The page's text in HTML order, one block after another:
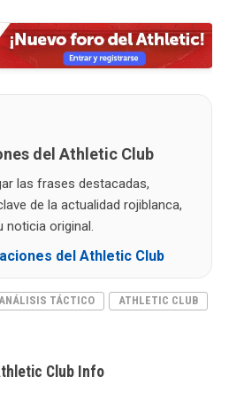
del Athletic Club
las frases destacadas,
de la actualidad rojiblanca,
noticia original.
del Athletic Club
ANÁLISIS TÁCTICO
ATHLETIC CLUB
Club Info